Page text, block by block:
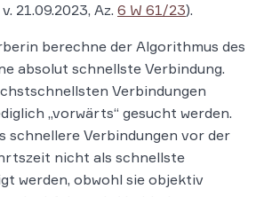
21.09.2023, Az. 6 W 61/23).
berechne der Algorithmus des
absolut schnellste Verbindung.
Verbindungen
„vorwärts“ gesucht werden.
schnellere Verbindungen vor der
nicht als schnellste
werden, obwohl sie objektiv